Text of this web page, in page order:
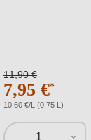
11,90 €
7,95 €*
10,60 €/L (0,75 L)
1